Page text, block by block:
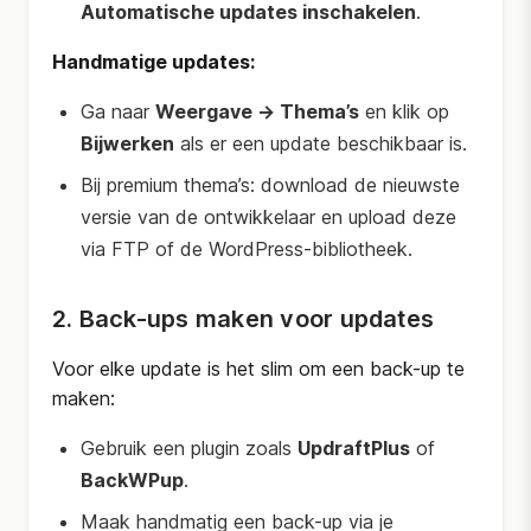
Automatische updates inschakelen.
Handmatige updates:
Ga naar Weergave → Thema’s en klik op
Bijwerken als er een update beschikbaar is.
Bij premium thema’s: download de nieuwste
versie van de ontwikkelaar en upload deze
via FTP of de WordPress-bibliotheek.
2. Back-ups maken voor updates
Voor elke update is het slim om een back-up te
maken:
Gebruik een plugin zoals UpdraftPlus of
BackWPup.
Maak handmatig een back-up via je